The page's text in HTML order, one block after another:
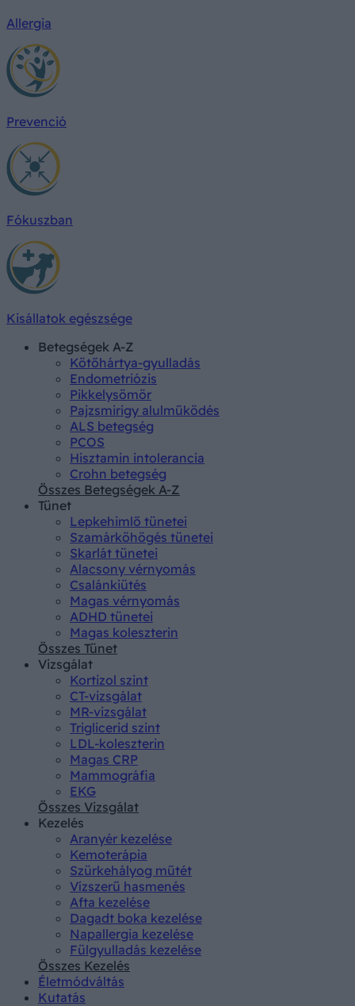
Allergia
Prevenció
Fókuszban
Kisállatok egészsége
Betegségek A-Z
Kötőhártya-gyulladás
Endometriózis
Pikkelysömör
Pajzsmirigy alulműködés
ALS betegség
PCOS
Hisztamin intolerancia
Crohn betegség
Összes Betegségek A-Z
Tünet
Lepkehimlő tünetei
Szamárköhögés tünetei
Skarlát tünetei
Alacsony vérnyomás
Csalánkiütés
Magas vérnyomás
ADHD tünetei
Magas koleszterin
Összes Tünet
Vizsgálat
Kortizol szint
CT-vizsgálat
MR-vizsgálat
Triglicerid szint
LDL-koleszterin
Magas CRP
Mammográfia
EKG
Összes Vizsgálat
Kezelés
Aranyér kezelése
Kemoterápia
Szürkehályog műtét
Vízszerű hasmenés
Afta kezelése
Dagadt boka kezelése
Napallergia kezelése
Fülgyulladás kezelése
Összes Kezelés
Életmódváltás
Kutatás